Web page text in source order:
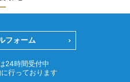
フォーム
24時間受付中
行っております